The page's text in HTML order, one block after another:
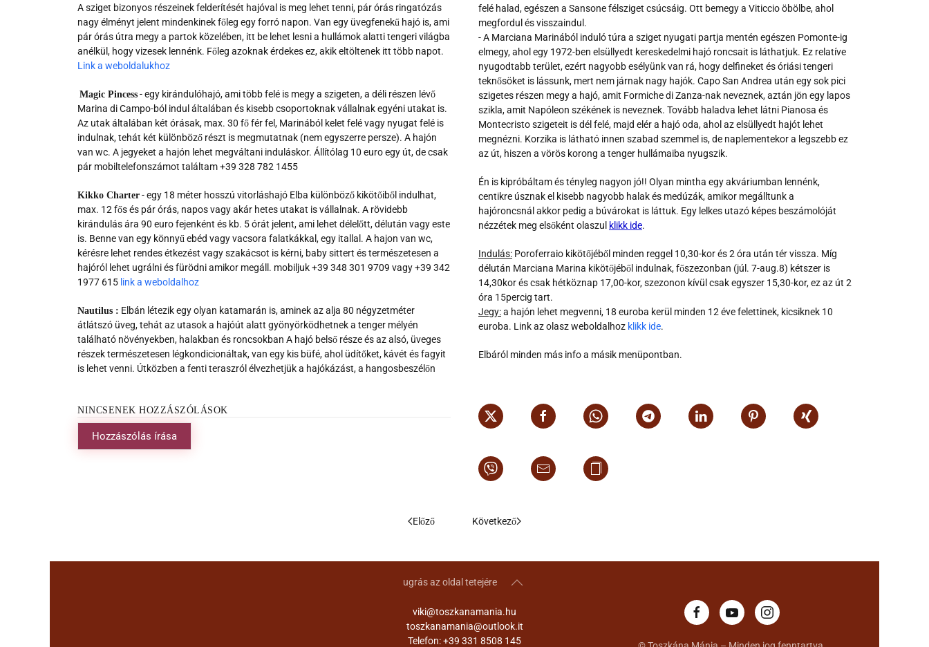
A sziget bizonyos részeinek felderítését hajóval is meg lehet tenni, pár órás ringatózás
nagy élményt jelent mindenkinek főleg egy forró napon. Van egy üvegfenekű hajó is, ami
pár órás útra megy a partok közelében, itt be lehet lesni a hullámok alatti tengeri világba
anélkül, hogy vizesek lennénk. Főleg azoknak érdekes ez, akik eltöltenek itt több napot.
Link a weboldalukhoz
Magic Pincess - egy kirándulóhajó, ami több felé is megy a szigeten, a déli részen lévő
Marina di Campo-ból indul általában és kisebb csoportoknak vállalnak egyéni utakat is.
Az utak általában két órásak, max. 30 fő fér fel, Marinából kelet felé vagy nyugat felé is
indulnak, tehát két különböző részt is megmutatnak (nem egyszerre persze). A hajón
van wc. A jegyeket a hajón lehet megváltani induláskor. Állítólag 10 euro egy út, de csak
pár mobiltelefonszámot találtam +39 328 782 1455
Kikko Charter - egy 18 méter hosszú vitorláshajó Elba különböző kikötőiből indulhat,
max. 12 fős és pár órás, napos vagy akár hetes utakat is vállalnak. A rövidebb
kirándulás ára 90 euro fejenként és kb. 5 órát jelent, ami lehet délelőtt, délután vagy este
is. Benne van egy könnyű ebéd vagy vacsora falatkákkal, egy itallal. A hajon van wc,
kérésre lehet rendes étkezést vagy szakácsot is kérni, baby sittert és természetesen a
hajóról lehet ugrálni és fürödni amikor megáll. mobiljuk +39 348 301 9709 vagy +39 342
1977 615 link a weboldalhoz
Nautilus : Elbán létezik egy olyan katamarán is, aminek az alja 80 négyzetméter
átlátszó üveg, tehát az utasok a hajóút alatt gyönyörködhetnek a tenger mélyén
található növényekben, halakban és roncsokban A hajó belső része és az alsó, üveges
részek természetesen légkondicionáltak, van egy kis büfé, ahol üdítőket, kávét és fagyit
is lehet venni. Útközben a fenti teraszról élvezhetjük a hajókázást, a hangosbeszélőn
felé halad, egészen a Sansone félsziget csúcsáig. Ott bemegy a Viticcio öbölbe, ahol
megfordul és visszaindul.
- A Marciana Marinából induló túra a sziget nyugati partja mentén egészen Pomonte-ig
elmegy, ahol egy 1972-ben elsüllyedt kereskedelmi hajó roncsait is láthatjuk. Ez relatíve
nyugodtabb terület, ezért nagyobb esélyünk van rá, hogy delfineket és óriási tengeri
teknősöket is lássunk, mert nem járnak nagy hajók. Capo San Andrea után egy sok pici
szigetes részen megy a hajó, amit Formiche di Zanza-nak neveznek, aztán jön egy lapos
szikla, amit Napóleon székének is neveznek. Tovább haladva lehet látni Pianosa és
Montecristo szigeteit is dél felé, majd elér a hajó oda, ahol az elsüllyedt hajót lehet
megnézni. Korzika is látható innen szabad szemmel is, de naplementekor a legszebb ez
az út, hiszen a vörös korong a tenger hullámaiba nyugszik.
Én is kipróbáltam és tényleg nagyon jó!! Olyan mintha egy akváriumban lennénk,
centikre úsznak el kisebb nagyobb halak és medúzák, amikor megálltunk a
hajóroncsnál akkor pedig a búvárokat is láttuk. Egy lelkes utazó képes beszámolóját
nézzétek meg elsőként olaszul klikk ide.
Indulás: Poroferraio kikötőjéből minden reggel 10,30-kor és 2 óra után tér vissza. Míg
délután Marciana Marina kikötőjéből indulnak, főszezonban (júl. 7-aug.8) kétszer is
14,30kor és csak hétköznap 17,00-kor, szezonon kívül csak egyszer 15,30-kor, ez az út 2
óra 15percig tart.
Jegy:a hajón lehet megvenni, 18 euroba kerül minden 12 éve felettinek, kicsiknek 10
euroba. Link az olasz weboldalhoz klikk ide.
Elbáról minden más info a másik menüpontban.
NINCSENEK HOZZÁSZÓLÁSOK
Hozzászólás írása
Előző Következő
ugrás az oldal tetejére
viki@toszkanamania.hu
toszkanamania@outlook.it
Telefon: +39 331 8508 145